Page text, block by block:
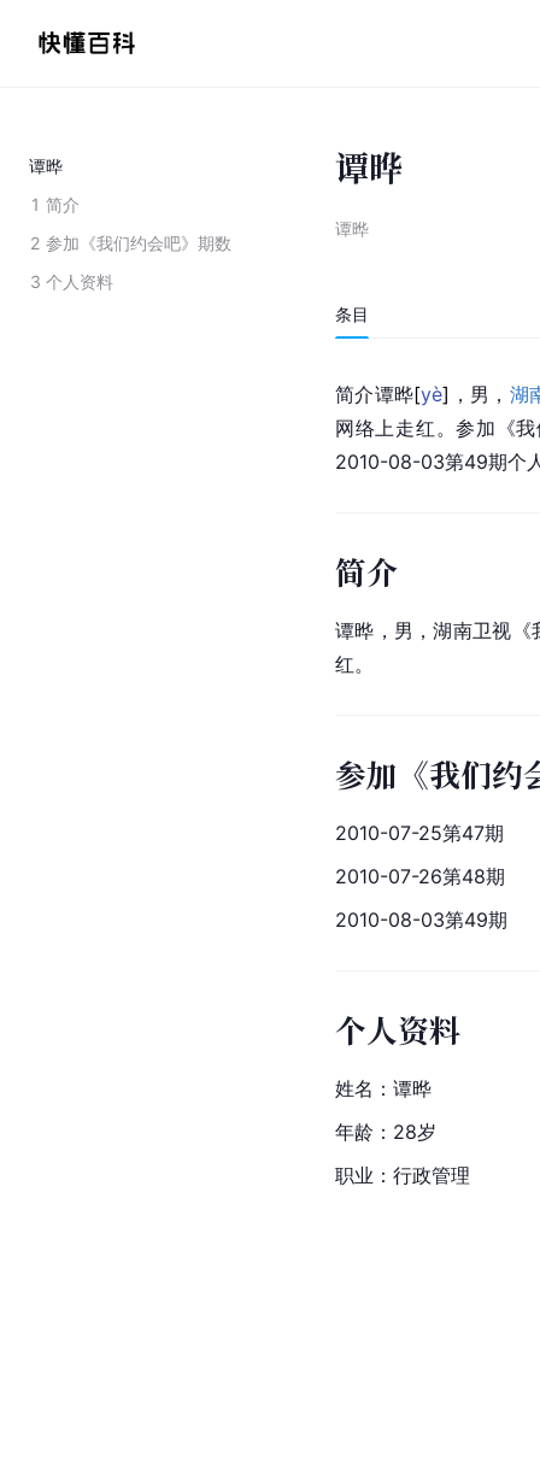
谭晔
1 简介
2 参加《我们约会吧》期数
3 个人资料
谭晔
谭晔
条目
简介谭晔[yè] ，男， 湖
网络上走红。参加《
2010-08-03第49期个
简介
谭晔，男，湖南卫视《
红。
参加《我们约
2010-07-25第47期
2010-07-26第48期
2010-08-03第49期
个人资料
姓名：谭晔
年龄：28岁
职业：行政管理